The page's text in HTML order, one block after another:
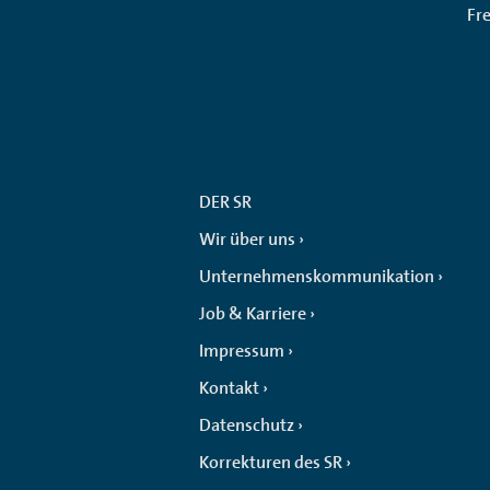
DER SR
Wir über uns
Unternehmenskommunikation
Job & Karriere
Impressum
Kontakt
Datenschutz
Korrekturen des SR